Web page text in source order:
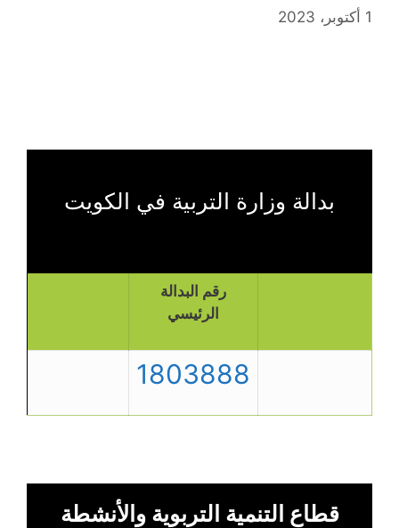
1 أكتوبر، 2023
بدالة وزارة التربية في الكويت
رقم البدالة
الرئيسي
1803888
قطاع التنمية التربوية والأنشطة